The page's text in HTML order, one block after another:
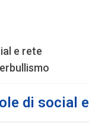
e rete
di social